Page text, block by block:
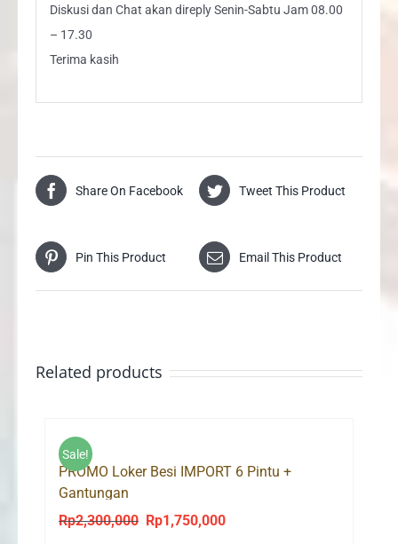
Diskusi dan Chat akan direply Senin-Sabtu Jam 08.00
– 17.30
Terima kasih
Share On Facebook Tweet This Product
Pin This Product Email This Product
Related products
Sale!
PROMO Loker Besi IMPORT 6 Pintu +
Gantungan
Rp2,300,000
Original
Rp1,750,000Current